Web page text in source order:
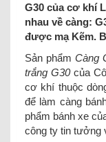
G30 của cơ khí
nhau về càng:
được mạ Kẽm.
Sản phẩm Càng
trắng G30của
cơ khí thuộc
để làm càng
phẩm bánh xe
công ty tin tưởng